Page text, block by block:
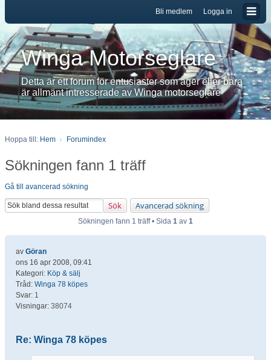
Logga in
Bli medlem
Winga Motorseglare
Detta är ett forum för entusiaster som äger eller bara
är allmänt intresserade av Winga motorseglare
Hoppa till: Hem Forumindex
Sökningen fann 1 träff
Gå till avancerad sökning
Sök Avancerad sökning
Sökningen fann 1 träff • Sida 1 av 1
av Göran
ons 16 apr 2008, 09:41
Kategori: Köp & sälj
Tråd: Winga 78 köpes
Svar: 1
Visningar: 38074
Re: Winga 78 köpes